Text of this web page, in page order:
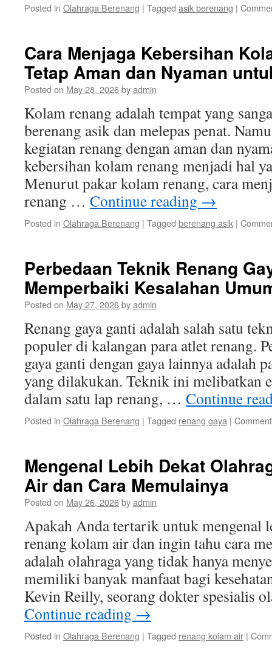
Posted in Olahraga Berenang | Tagged asik berenang |
Cara Menjaga Kebersihan
Tetap Aman dan Nyaman
Posted on May 28, 2026byadmin
Kolam renang adalah tempat yang
berenang asik dan melepas penat.
kegiatan renang dengan aman dan
kebersihan kolam renang menjadi hal
Menurut pakar kolam renang, cara
renang … Continue reading →
Posted in Olahraga Berenang | Tagged berenang asik |
Perbedaan Teknik Renang
Memperbaiki Kesalahan
Posted on May 27, 2026byadmin
Renang gaya ganti adalah salah satu
populer di kalangan para atlet renang.
gaya ganti dengan gaya lainnya adalah
yang dilakukan. Teknik ini melibatkan
dalam satu lap renang, … Continue
Posted in Olahraga Berenang | Tagged renang gaya |
Mengenal Lebih Dekat
Air dan Cara Memulainya
Posted on May 26, 2026byadmin
Apakah Anda tertarik untuk mengenal
renang kolam air dan ingin tahu cara
adalah olahraga yang tidak hanya
memiliki banyak manfaat bagi
Kevin Reilly, seorang dokter spesialis
Continue reading →
Posted in Olahraga Berenang | Tagged renang kolam air |